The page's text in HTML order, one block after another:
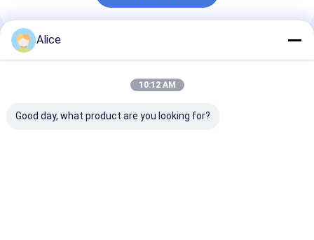
推薦されたプロダクト
Alice
10:12 AM
Good day, what product are you looking for?